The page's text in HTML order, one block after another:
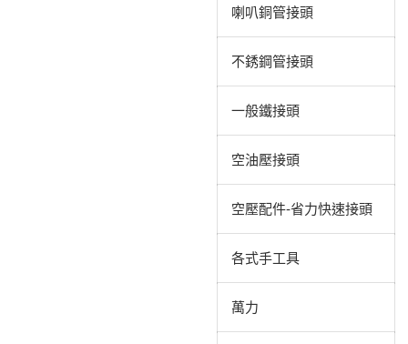
喇叭銅管接頭
不銹鋼管接頭
一般鐵接頭
空油壓接頭
空壓配件-省力快速接頭
各式手工具
萬力